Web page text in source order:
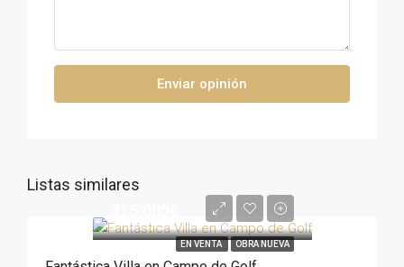
Enviar opinión
Listas similares
EN VENTA OBRA NUEVA